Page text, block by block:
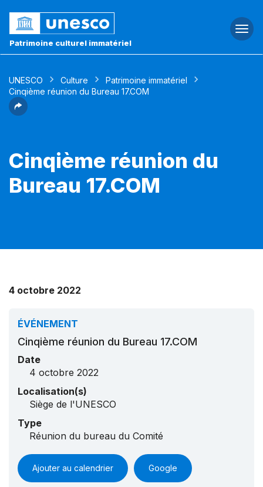
Patrimoine culturel immatériel
UNESCO Culture
Patrimoine immatériel
Cinqième réunion du Bureau 17.COM
Cinqième réunion du
Bureau 17.COM
4 octobre 2022
ÉVÉNEMENT
Cinqième réunion du Bureau 17.COM
Date
4 octobre 2022
Localisation(s)
Siège de l'UNESCO
Type
Réunion du bureau du Comité
Ajouter au calendrier Google